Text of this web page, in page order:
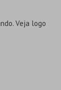
Veja logo